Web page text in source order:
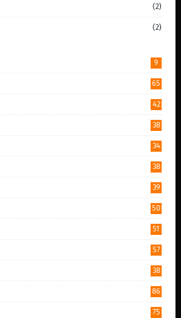
(2)
(2)
9
65
42
38
34
38
39
50
51
57
38
86
75